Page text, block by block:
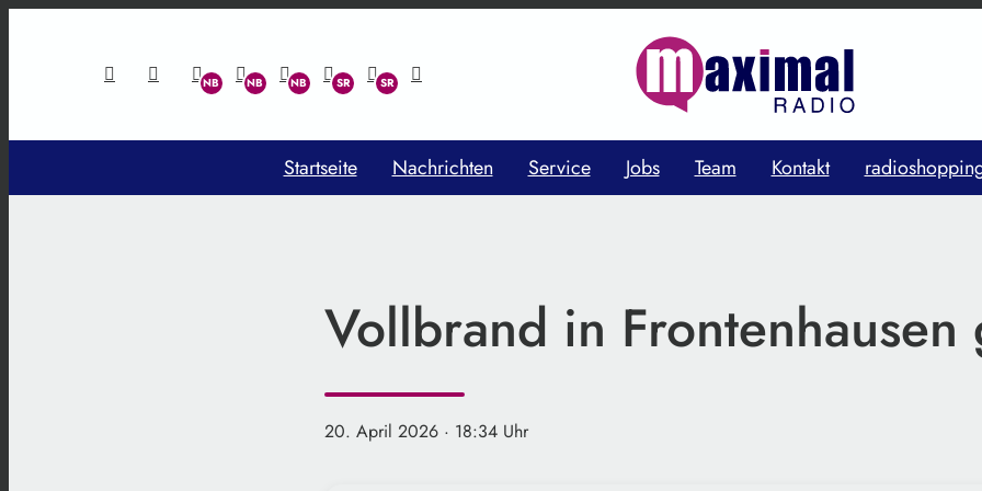
Startseite Nachrichten Service Jobs Team Kontakt
Vollbrand in Frontenhausen
20. April 2026 · 18:34 Uhr